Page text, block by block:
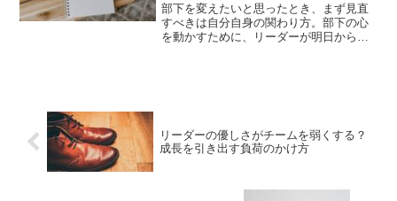
部下を変えたいと思ったとき、まず見直
すべきは自分自身の関わり方。部下の心
を動かすために、リーダーが明日からで
リーダーの優しさがチームを弱くする？
成長を引き出す負荷のかけ方